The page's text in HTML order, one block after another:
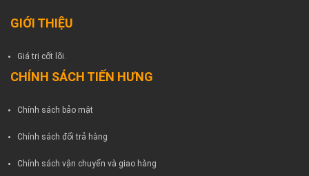
GIỚI THIỆU
Giá trị cốt lõi.
CHÍNH SÁCH TIẾN HƯNG
Chính sách bảo mật
Chính sách đổi trả hàng
Chính sách vận chuyển và giao hàng